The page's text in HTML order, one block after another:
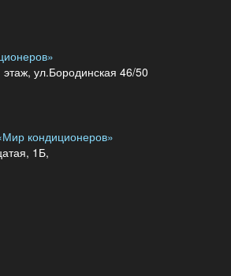
ул.Бородинская 46/50
кондиционеров»
1Б,